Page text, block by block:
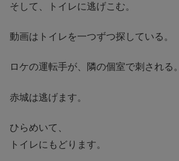
そして、トイレに逃げこむ。
動画はトイレを一つずつ探している。
ロケの運転手が、隣の個室で刺される。
赤城は逃げます。
ひらめいて、
トイレにもどります。